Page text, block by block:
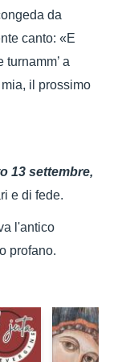
da
canto: «E
turnamm’ a
il prossimo
13 settembre,
e di fede.
l'antico
profano.